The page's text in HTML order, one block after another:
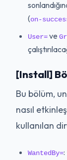
(on-
User=ve
[Install]
Bu bölüm,
nasıl
kullanılan
WantedBy=